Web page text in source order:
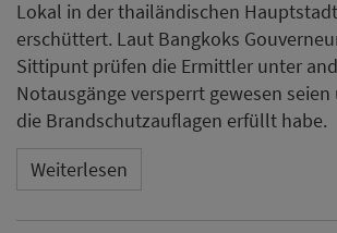
Lokal in der thailändischen
erschüttert. Laut Bangkoks
Sittipunt prüfen die Ermittler unter
Notausgänge versperrt gewesen
die Brandschutzauflagen erfüllt habe.
Weiterlesen